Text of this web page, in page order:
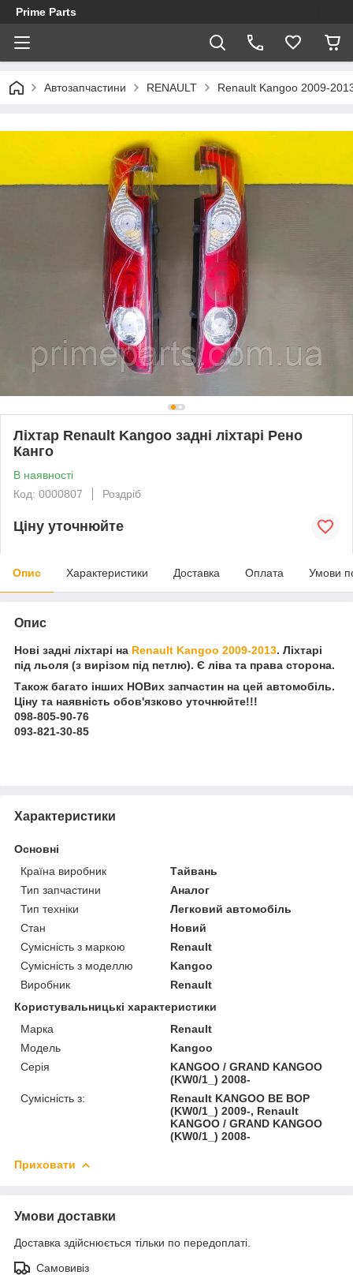
Prime Parts
Автозапчастини RENAULT Renault Kangoo 2009-
Ліхтар Renault Kangoo задні ліхтарі Рено
Канго
В наявності
Код: 0000807
Роздріб
Ціну уточнюйте
Опис Характеристики Доставка Оплата Умови
Опис
Нові задні ліхтарі на Renault Kangoo 2009-2013. Ліхтарі
під льоля (з вирізом під петлю). Є ліва та права сторона.
Також багато інших НОВих запчастин на цей автомобіль.
Ціну та наявність обов'язково уточнюйте!!!
098-805-90-76
093-821-30-85
Характеристики
Основні
Країна виробник
Тайвань
Тип запчастини
Аналог
Тип техніки
Легковий автомобіль
Стан
Новий
Сумісність з маркою
Renault
Сумісність з моделлю
Kangoo
Виробник
Renault
Користувальницькі характеристики
Марка
Renault
Модель
Kangoo
Серія
KANGOO / GRAND KANGOO
(KW0/1_) 2008-
Сумісність з:
Renault KANGOO BE BOP
(KW0/1_) 2009-, Renault
KANGOO / GRAND KANGOO
(KW0/1_) 2008-
Приховати
Умови доставки
Доставка здійснюється тільки по передоплаті.
Самовивіз